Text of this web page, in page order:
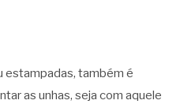
estampadas, também é
as unhas, seja com aquele